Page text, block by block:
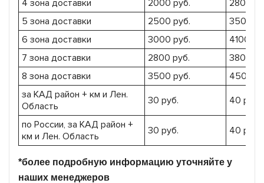
4 зона доставки 2000 руб.
2800
5 зона доставки
2500 руб.
3500
6 зона доставки
3000 руб.
4100
7 зона доставки
2800 руб.
3800
8 зона доставки
3500 руб.
4500
за КАД район + км и Лен.
Область
30 руб. 40 руб.
по России, за КАД район +
км и Лен. Область
30 руб. 40 руб.
*более подробную информацию уточняйте у
наших менеджеров